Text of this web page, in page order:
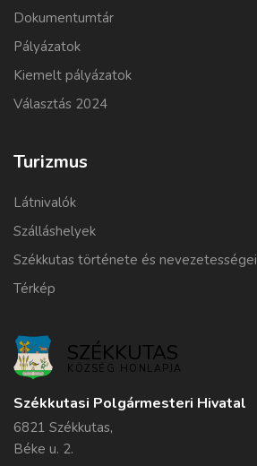
Dokumentumtár
Pályázatok
Kiemelt pályázatok
Választás 2024
Turizmus
Látnivalók
Szálláshelyek
Székkutas története és nevezetességei
Térkép
SZÉKKUTAS
KÖZSÉG HONLAPJA
Székkutasi Polgármesteri Hivatal
6821 Székkutas,
Béke u. 2.